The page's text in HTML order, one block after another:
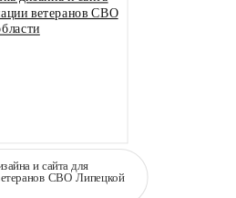
и сайта для
СВО Липецкой